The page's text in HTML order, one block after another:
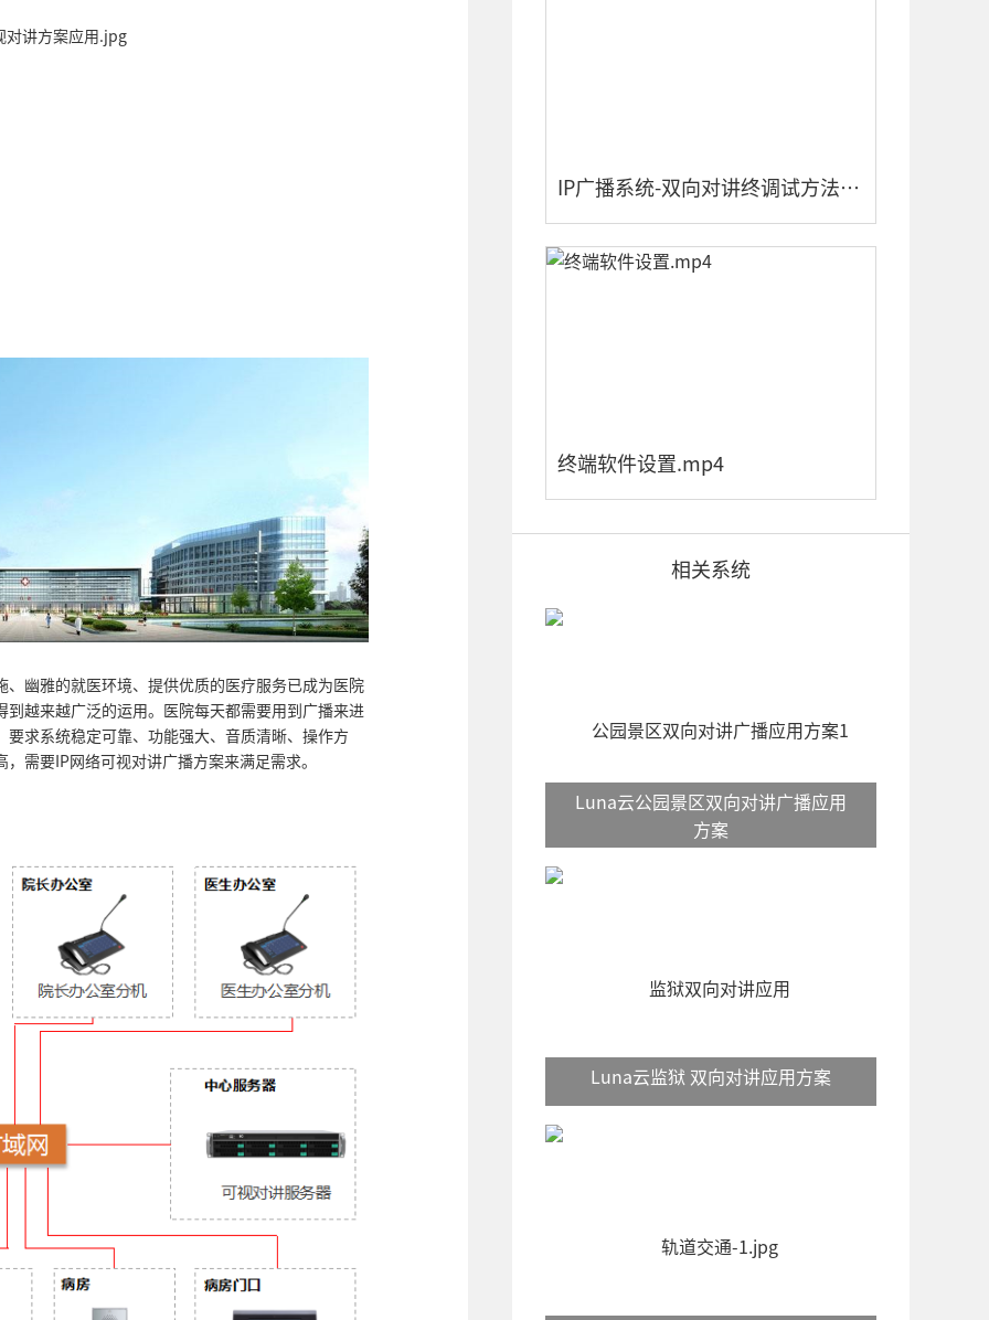
幽雅的就医环境、提供优质的医疗服务已成为医院
到越来越广泛的运用。医院每天都需要用到广播来进
求系统稳定可靠、功能强大、音质清晰、操作方
需要IP网络可视对讲广播方案来满足需求。
IP广播系统-双向对讲终调试方法.mp4
终端软件设置.mp4
相关系统
Luna云公园景区双向对讲广播应用
方案
Luna云监狱 双向对讲应用方案